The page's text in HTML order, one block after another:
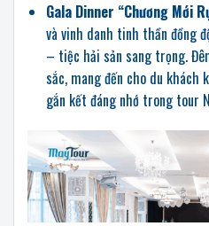
Gala Dinner “Chương Mới
và vinh danh tinh thần đồng
– tiệc hải sản sang trọng.
sắc, mang đến cho du khách
gắn kết đáng nhớ trong tour